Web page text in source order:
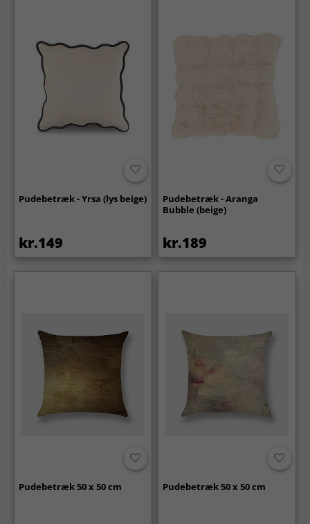
Pudebetræk - Yrsa (lys beige)
kr.149
Pudebetræk - Aranga
Bubble (beige)
kr.189
Pudebetræk 50 x 50 cm Pudebetræk 50 x 50 cm